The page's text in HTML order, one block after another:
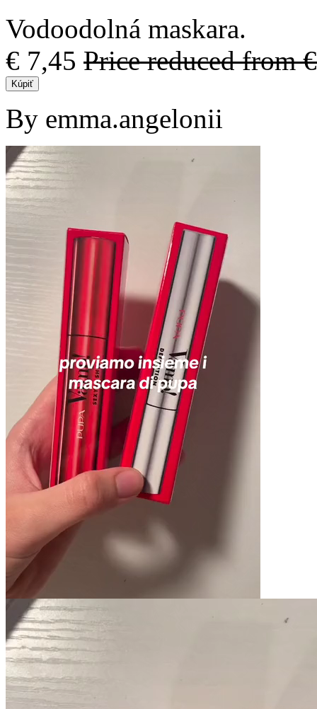
Vodoodolná maskara.
€ 7,45 Price reduced from
Kúpiť
By emma.angelonii